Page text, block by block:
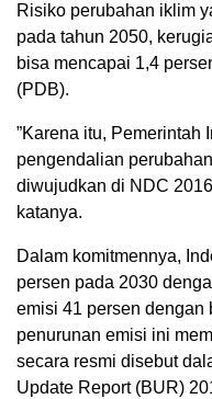
Risiko perubahan iklim
pada tahun 2050,
bisa mencapai 1,4
(PDB).
”Karena itu, Pemerintah
pengendalian
diwujudkan di NDC
katanya.
Dalam komitmennya,
persen pada 2030
emisi 41 persen dengan
penurunan emisi ini
secara resmi disebut
Update Report (BUR)